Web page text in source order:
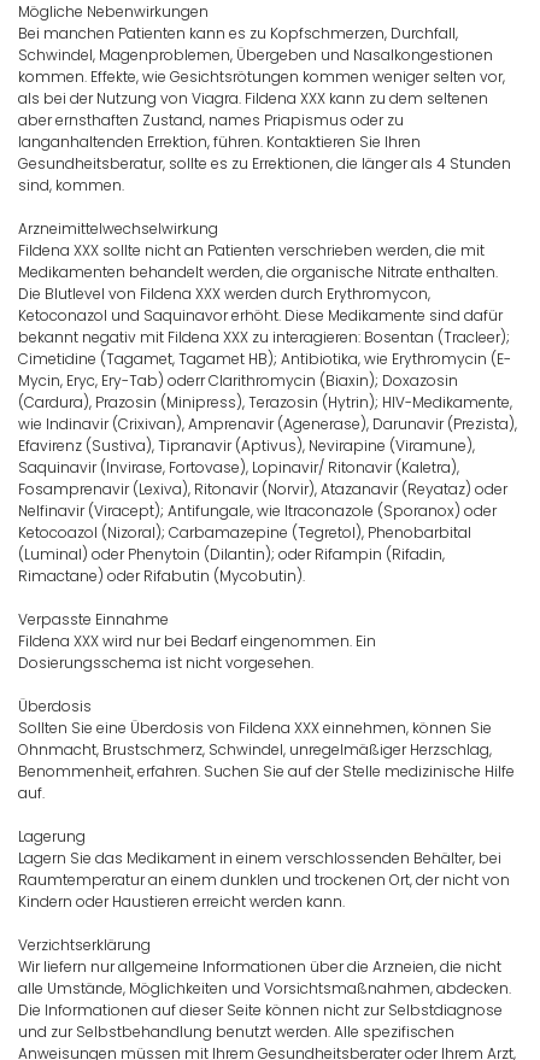
Mögliche Nebenwirkungen
Bei manchen Patienten kann es zu Kopfschmerzen, Durchfall,
Schwindel, Magenproblemen, Übergeben und Nasalkongestionen
kommen. Effekte, wie Gesichtsrötungen kommen weniger selten vor,
als bei der Nutzung von Viagra. Fildena XXX kann zu dem seltenen
aber ernsthaften Zustand, names Priapismus oder zu
langanhaltenden Errektion, führen. Kontaktieren Sie Ihren
Gesundheitsberatur, sollte es zu Errektionen, die länger als 4 Stunden
sind, kommen.
Arzneimittelwechselwirkung
Fildena XXX sollte nicht an Patienten verschrieben werden, die mit
Medikamenten behandelt werden, die organische Nitrate enthalten.
Die Blutlevel von Fildena XXX werden durch Erythromycon,
Ketoconazol und Saquinavor erhöht. Diese Medikamente sind dafür
bekannt negativ mit Fildena XXX zu interagieren: Bosentan (Tracleer);
Cimetidine (Tagamet, Tagamet HB); Antibiotika, wie Erythromycin (E-
Mycin, Eryc, Ery-Tab) oderr Clarithromycin (Biaxin); Doxazosin
(Cardura), Prazosin (Minipress), Terazosin (Hytrin); HIV-Medikamente,
wie Indinavir (Crixivan), Amprenavir (Agenerase), Darunavir (Prezista),
Efavirenz (Sustiva), Tipranavir (Aptivus), Nevirapine (Viramune),
Saquinavir (Invirase, Fortovase), Lopinavir/ Ritonavir (Kaletra),
Fosamprenavir (Lexiva), Ritonavir (Norvir), Atazanavir (Reyataz) oder
Nelfinavir (Viracept); Antifungale, wie Itraconazole (Sporanox) oder
Ketocoazol (Nizoral); Carbamazepine (Tegretol), Phenobarbital
(Luminal) oder Phenytoin (Dilantin); oder Rifampin (Rifadin,
Rimactane) oder Rifabutin (Mycobutin).
Verpasste Einnahme
Fildena XXX wird nur bei Bedarf eingenommen. Ein
Dosierungsschema ist nicht vorgesehen.
Überdosis
Sollten Sie eine Überdosis von Fildena XXX einnehmen, können Sie
Ohnmacht, Brustschmerz, Schwindel, unregelmäßiger Herzschlag,
Benommenheit, erfahren. Suchen Sie auf der Stelle medizinische Hilfe
auf.
Lagerung
Lagern Sie das Medikament in einem verschlossenden Behälter, bei
Raumtemperatur an einem dunklen und trockenen Ort, der nicht von
Kindern oder Haustieren erreicht werden kann.
Verzichtserklärung
Wir liefern nur allgemeine Informationen über die Arzneien, die nicht
alle Umstände, Möglichkeiten und Vorsichtsmaßnahmen, abdecken.
Die Informationen auf dieser Seite können nicht zur Selbstdiagnose
und zur Selbstbehandlung benutzt werden. Alle spezifischen
Anweisungen müssen mit Ihrem Gesundheitsberater oder Ihrem Arzt,